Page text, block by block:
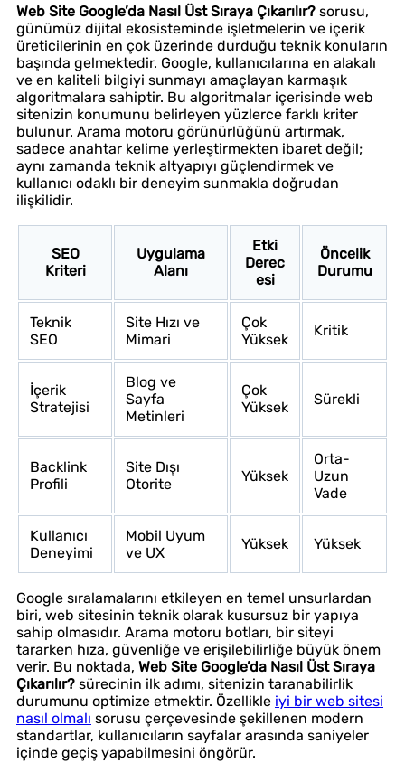
Web Site Google’da Nasıl Üst Sıraya Çıkarılır? sorusu,
günümüz dijital ekosisteminde işletmelerin ve içerik
üreticilerinin en çok üzerinde durduğu teknik konuların
başında gelmektedir. Google, kullanıcılarına en alakalı
ve en kaliteli bilgiyi sunmayı amaçlayan karmaşık
algoritmalara sahiptir. Bu algoritmalar içerisinde web
sitenizin konumunu belirleyen yüzlerce farklı kriter
bulunur. Arama motoru görünürlüğünü artırmak,
sadece anahtar kelime yerleştirmekten ibaret değil;
aynı zamanda teknik altyapıyı güçlendirmek ve
kullanıcı odaklı bir deneyim sunmakla doğrudan
ilişkilidir.
SEO
Kriteri
Uygulama
Alanı
Etki
Derec
esi
Öncelik
Durumu
Teknik
SEO
Site Hızı ve
Mimari
Çok
Yüksek
Kritik
İçerik
Stratejisi
Blog ve
Sayfa
Metinleri
Çok
Yüksek
Sürekli
Backlink
Profili
Site Dışı
Otorite
Yüksek
Orta-
Uzun
Vade
Kullanıcı
Deneyimi
Mobil Uyum
ve UX
Yüksek Yüksek
Google sıralamalarını etkileyen en temel unsurlardan
biri, web sitesinin teknik olarak kusursuz bir yapıya
sahip olmasıdır. Arama motoru botları, bir siteyi
tararken hıza, güvenliğe ve erişilebilirliğe büyük önem
verir. Bu noktada, Web Site Google’da Nasıl Üst Sıraya
Çıkarılır? sürecinin ilk adımı, sitenizin taranabilirlik
durumunu optimize etmektir. Özellikle iyi bir web sitesi
nasıl olmalı sorusu çerçevesinde şekillenen modern
standartlar, kullanıcıların sayfalar arasında saniyeler
içinde geçiş yapabilmesini öngörür.